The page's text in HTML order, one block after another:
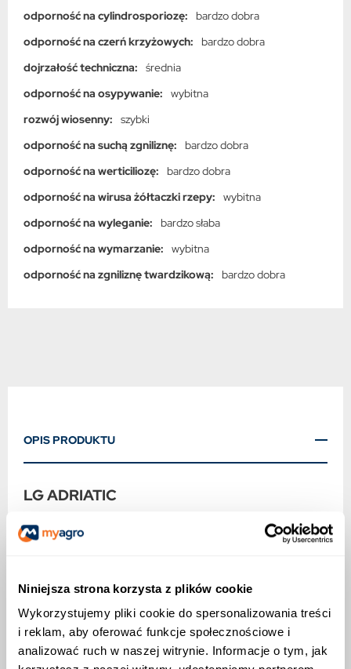
Niniejsza strona korzysta z plików cookie
Wykorzystujemy pliki cookie do spersonalizowania treści
i reklam, aby oferować funkcje społecznościowe i
analizować ruch w naszej witrynie. Informacje o tym, jak
odporność na cylindrosporiozę:
bardzo dobra
odporność na czerń krzyżowych:
bardzo dobra
dojrzałość techniczna:
średnia
odporność na osypywanie:
wybitna
rozwój wiosenny:
szybki
odporność na suchą zgniliznę:
bardzo dobra
odporność na werticiliozę:
bardzo dobra
odporność na wirusa żółtaczki rzepy:
wybitna
odporność na wyleganie:
bardzo słaba
odporność na wymarzanie:
wybitna
odporność na zgniliznę twardzikową:
bardzo dobra
OPIS PRODUKTU
LG ADRIATIC
Pewny kurs na wysoki plon
zdrowotnością roślin.
Bardzo dobra odporność na pękanie łuszczyn i
osypywanie się nasion znacznie ogranicza straty
plonu.